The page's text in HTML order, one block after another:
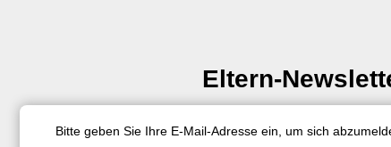
Eltern-
Bitte geben Sie Ihre E-Mail-Adresse ein, um sich